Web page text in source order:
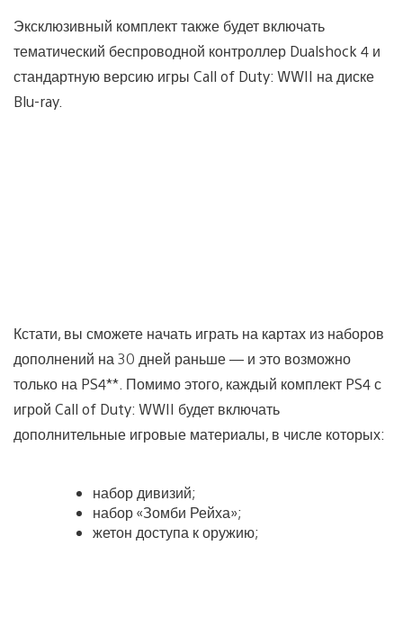
Эксклюзивный комплект также будет включать
тематический беспроводной контроллер Dualshock 4 и
стандартную версию игры Call of Duty: WWII на диске
Blu-ray.
Кстати, вы сможете начать играть на картах из наборов
дополнений на 30 дней раньше — и это возможно
только на PS4**. Помимо этого, каждый комплект PS4 с
игрой Call of Duty: WWII будет включать
дополнительные игровые материалы, в числе которых:
набор дивизий;
набор «Зомби Рейха»;
жетон доступа к оружию;